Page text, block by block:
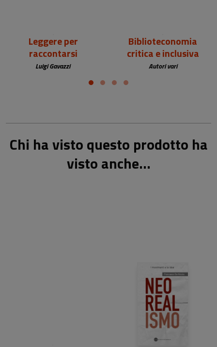
Leggere per
raccontarsi
Luigi Gavazzi
Biblioteconomia
critica e inclusiva
Autori vari
Chi ha visto questo prodotto ha
visto anche...
9,90 €